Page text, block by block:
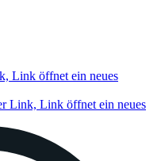
Link öffnet ein neues
Link, Link öffnet ein neues